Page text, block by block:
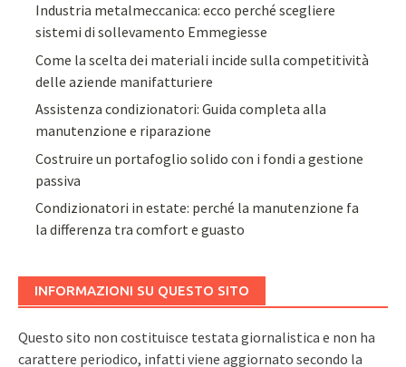
Industria metalmeccanica: ecco perché scegliere
sistemi di sollevamento Emmegiesse
Come la scelta dei materiali incide sulla competitività
delle aziende manifatturiere
Assistenza condizionatori: Guida completa alla
manutenzione e riparazione
Costruire un portafoglio solido con i fondi a gestione
passiva
Condizionatori in estate: perché la manutenzione fa
la differenza tra comfort e guasto
INFORMAZIONI SU QUESTO SITO
Questo sito non costituisce testata giornalistica e non ha
carattere periodico, infatti viene aggiornato secondo la